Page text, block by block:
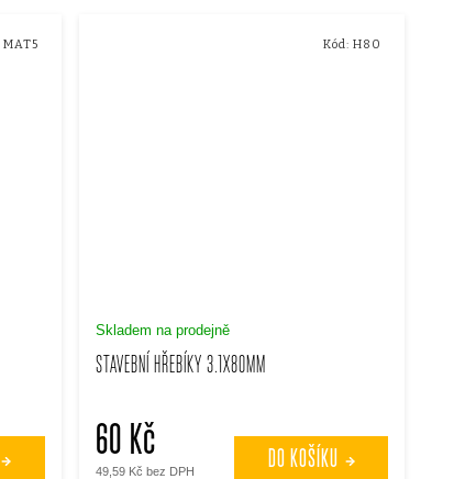
MAT5
STAVEBNÍ HŘEBÍKY 3.1X80MM
Skladem na prodejně
49,59 Kč bez DPH
60 Kč DO KOŠÍKU
Kód: H80